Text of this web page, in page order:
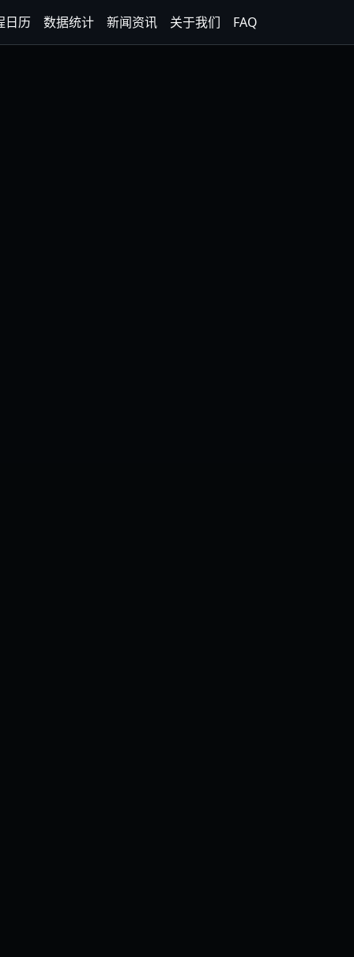
日历 数据统计 新闻资讯 关于我们 FAQ